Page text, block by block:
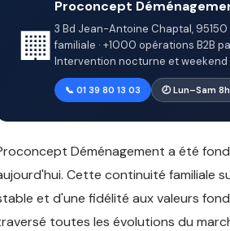
🏢
Proconcept
3 Bd Jean-Antoine Chaptal, 95150
familiale · +1000 opérations B2B
Intervention nocturne et weekend
📞 01 39 80 13 03 🕗 Lun–Sam
Déménagement a été
Cette continuité familiale
et d'une fidélité aux valeurs
toutes les évolutions du